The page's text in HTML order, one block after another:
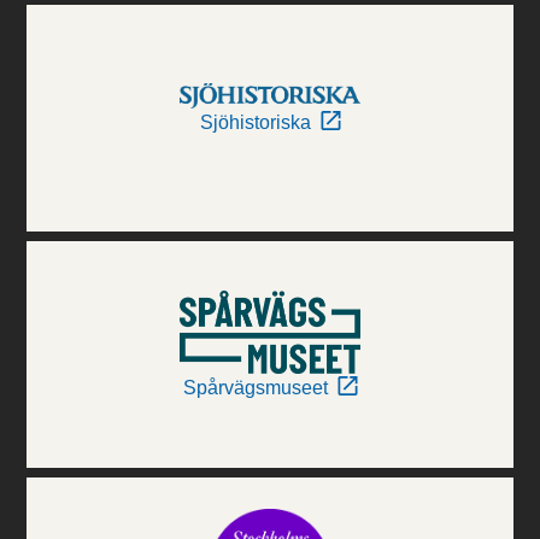
Sjöhistoriska
Spårvägsmuseet